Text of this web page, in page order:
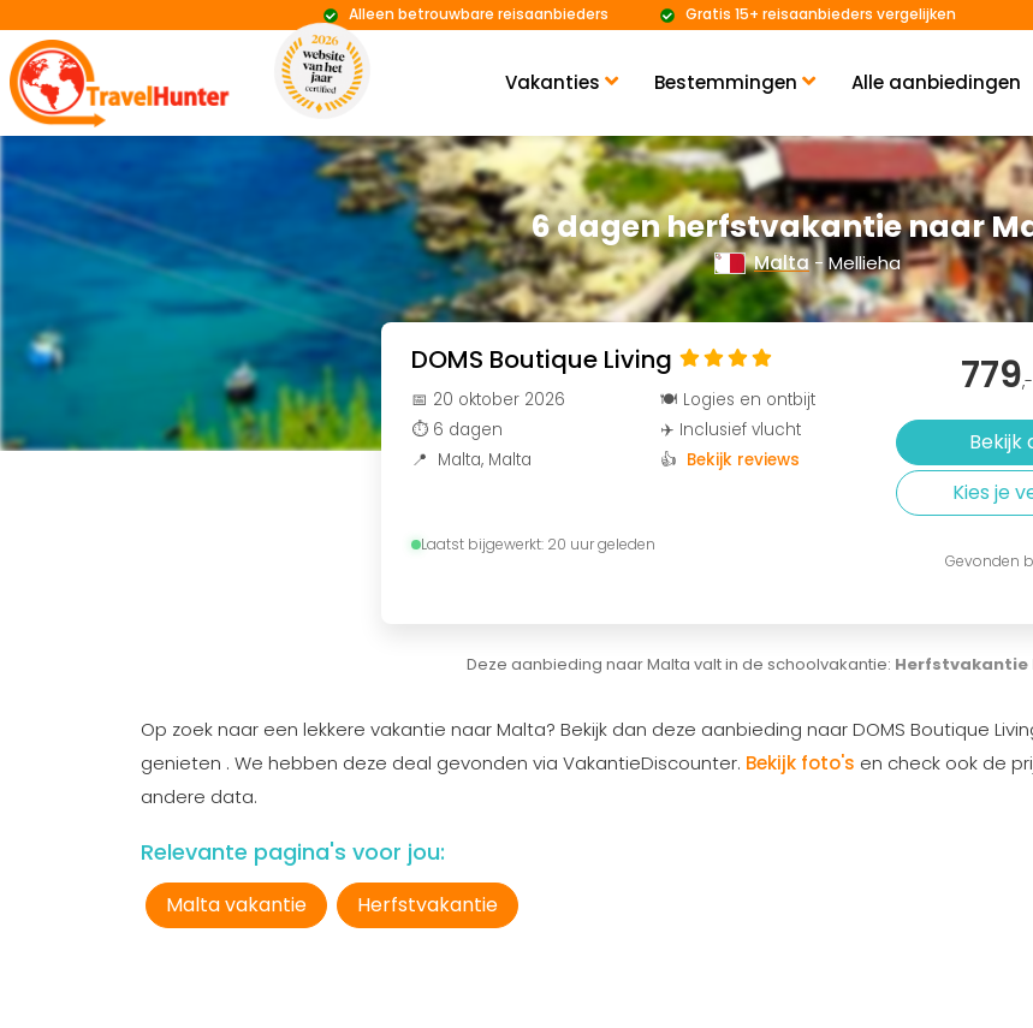
Vakanties Bestemmingen Alle aanbiedingen
Alleen betrouwbare reisaanbieders Gratis 15+ reisaanbieders vergelijken
6 dagen herfstvakantie naar
Malta- Mellieha
779
Bekijk
Kies je
Gevonden
DOMS Boutique Living
📅 20 oktober 2026
⏱️ 6 dagen
📍 Malta, Malta
🍽️ Logies en ontbijt
✈️ Inclusief vlucht
👍 Bekijk reviews
Laatst bijgewerkt: 20 uur geleden
Deze aanbieding naar Malta valt in de schoolvakantie: Herfstvakantie
Op zoek naar een lekkere vakantie naar Malta? Bekijk dan deze aanbieding naar DOMS Boutique
genieten . We hebben deze deal gevonden via VakantieDiscounter. Bekijk foto's en check ook de
andere data.
Relevante pagina's voor jou:
Malta vakantie Herfstvakantie